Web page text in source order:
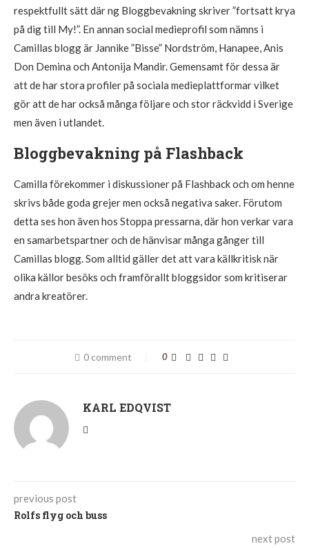
respektfullt sätt där ng Bloggbevakning skriver ”fortsatt krya
på dig till My!”. En annan social medieprofil som nämns i
Camillas blogg är Jannike ”Bisse” Nordström, Hanapee, Anis
Don Demina och Antonija Mandir. Gemensamt för dessa är
att de har stora profiler på sociala medieplattformar vilket
gör att de har också många följare och stor räckvidd i Sverige
men även i utlandet.
Bloggbevakning på Flashback
Camilla förekommer i diskussioner på Flashback och om henne
skrivs både goda grejer men också negativa saker. Förutom
detta ses hon även hos Stoppa pressarna, där hon verkar vara
en samarbetspartner och de hänvisar många gånger till
Camillas blogg. Som alltid gäller det att vara källkritisk när
olika källor besöks och framförallt bloggsidor som kritiserar
andra kreatörer.
0 comment 0
KARL EDQVIST
previous post
Rolfs flyg och buss
next post